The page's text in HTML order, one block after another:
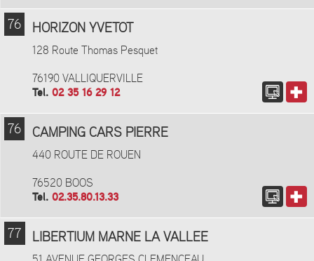
76 HORIZON YVETOT
128 Route Thomas Pesquet
76190 VALLIQUERVILLE
Tel. 02 35 16 29 12
76 CAMPING CARS PIERRE
440 ROUTE DE ROUEN
76520 BOOS
Tel. 02.35.80.13.33
77 LIBERTIUM MARNE LA VALLEE